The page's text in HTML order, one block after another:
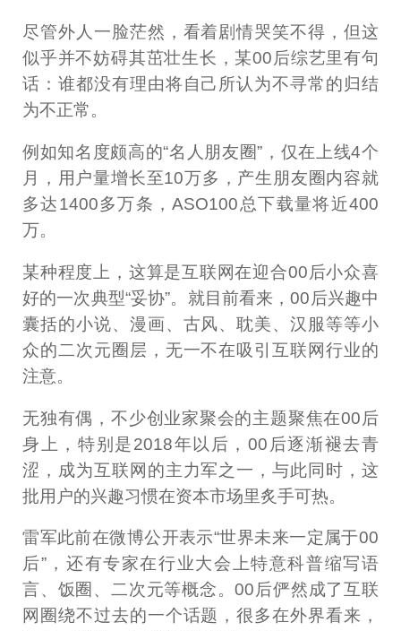
尽管外人一脸茫然，看着剧情哭笑不得，但这
似乎并不妨碍其茁壮生长，某00后综艺里有句
话：谁都没有理由将自己所认为不寻常的归结
为不正常。
例如知名度颇高的“名人朋友圈”，仅在上线4个
月，用户量增长至10万多，产生朋友圈内容就
多达1400多万条，ASO100总下载量将近400
万。
某种程度上，这算是互联网在迎合00后小众喜
好的一次典型“妥协”。就目前看来，00后兴趣中
囊括的小说、漫画、古风、耽美、汉服等等小
众的二次元圈层，无一不在吸引互联网行业的
注意。
无独有偶，不少创业家聚会的主题聚焦在00后
身上，特别是2018年以后，00后逐渐褪去青
涩，成为互联网的主力军之一，与此同时，这
批用户的兴趣习惯在资本市场里炙手可热。
雷军此前在微博公开表示“世界未来一定属于00
后”，还有专家在行业大会上特意科普缩写语
言、饭圈、二次元等概念。00后俨然成了互联
网圈绕不过去的一个话题，很多在外界看来，